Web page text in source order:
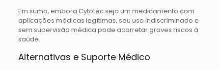
Em suma, embora Cytotec seja um medicamento com
aplicações médicas legítimas, seu uso indiscriminado e
sem supervisão médica pode acarretar graves riscos à
saúde.
Alternativas e Suporte Médico